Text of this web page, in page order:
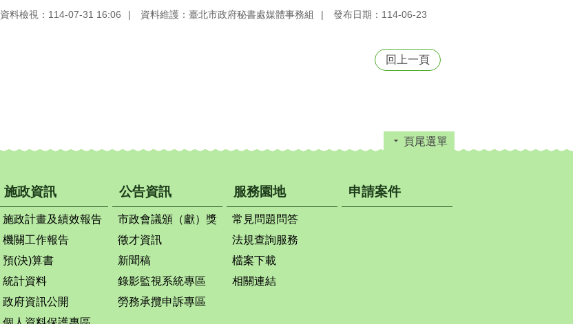
資料檢視：114-07-31 16:06 資料維護：臺北市政府秘書處媒體事務組 發布日期：114-06-23
回上一頁
頁尾選單
施政資訊
施政計畫及績效報告
機關工作報告
預(決)算書
統計資料
政府資訊公開
公告資訊
市政會議頒（獻）獎
徵才資訊
新聞稿
錄影監視系統專區
勞務承攬申訴專區
服務園地
常見問題問答
法規查詢服務
檔案下載
相關連結
申請案件